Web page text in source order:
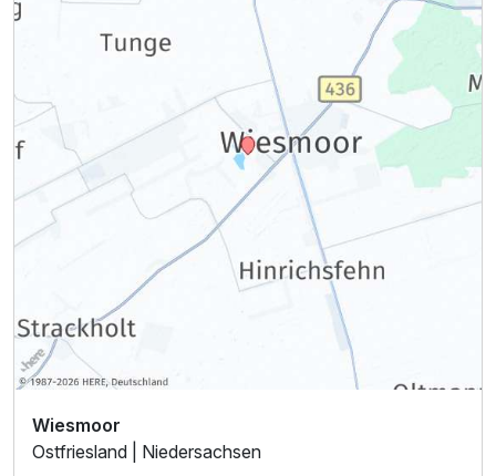
p.P. ab 199,00 €
Doppelzimmer zur Einzelnutzung
1 Erwachsenen und 1 Kind
Wiesmoor
Ostfriesland | Niedersachsen